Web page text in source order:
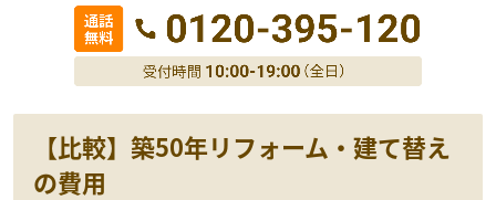
【比較】築50年リフォーム・建て替え
の費用